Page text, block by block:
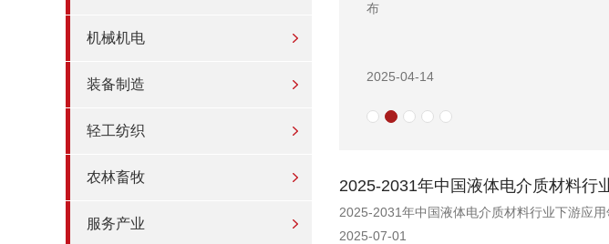
机械机电
装备制造
轻工纺织
农林畜牧
服务产业
布
2025-04-14
2025-2031年中国液体电介质材料行
2025-2031年中国液体电介质材料行业下游应
2025-07-01